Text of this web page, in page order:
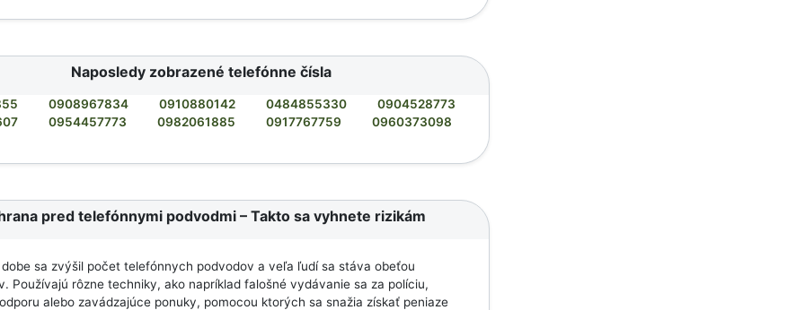
Naposledy zobrazené telefónne čísla
0908967834 0910880142 0484855330
0904528773
0954457773 0982061885 0917767759 0960373098
pred telefónnymi podvodmi – Takto sa vyhnete rizikám
dobe sa zvýšil počet telefónnych podvodov a veľa ľudí sa stáva obeťou
Používajú rôzne techniky, ako napríklad falošné vydávanie sa za políciu,
alebo zavádzajúce ponuky, pomocou ktorých sa snažia získať peniaze